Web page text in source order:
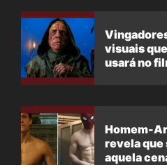
visuais
usará no
Homem-
revela que
aquela